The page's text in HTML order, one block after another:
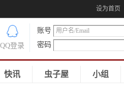
设为首页
账号
密码
QQ登录
快讯 虫子屋 小组